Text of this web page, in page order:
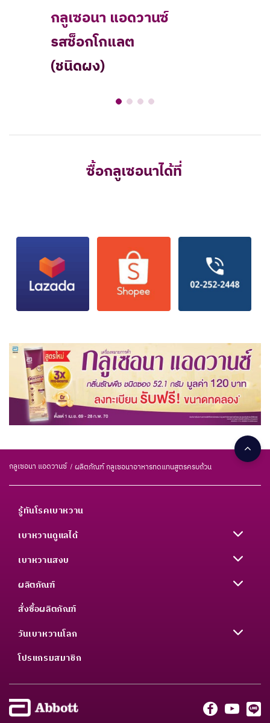
กลูเซอนา แอดวานซ์
รสช็อกโกแลต
(ชนิดผง)
ซื้อกลูเซอนาได้ที่
กลูเซอนา แอดวานซ์ ผลิตภัณฑ์ กลูเซอนาอาหารทดแทนสูตรครบถ้วน
รู้ทันโรคเบาหวาน
เบาหวานดูแลได้
เบาหวานสงบ
ผลิตภัณฑ์
สั่งซื้อผลิตภัณฑ์
วันเบาหวานโลก
โปรแกรมสมาชิก